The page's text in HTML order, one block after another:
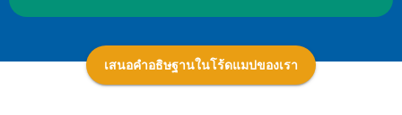
เสนอคำอธิษฐานในโร้ดแมปของเรา